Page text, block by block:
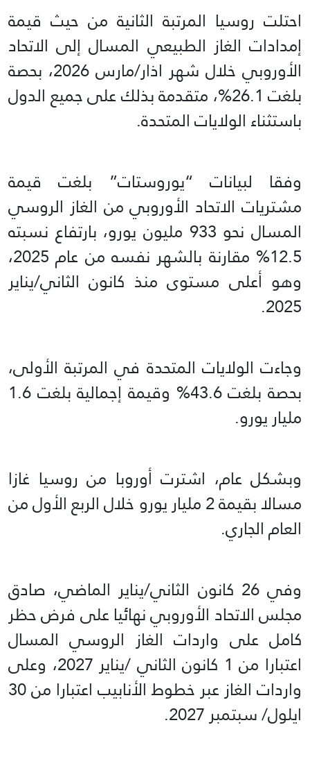
احتلت روسيا المرتبة الثانية من حيث قيمة
إمدادات الغاز الطبيعي المسال إلى الاتحاد
الأوروبي خلال شهر اذار/مارس 2026، بحصة
بلغت 26.1%، متقدمة بذلك على جميع الدول
باستثناء الولايات المتحدة.
وفقا لبيانات “يوروستات” بلغت قيمة
مشتريات الاتحاد الأوروبي من الغاز الروسي
المسال نحو 933 مليون يورو، بارتفاع نسبته
12.5% مقارنة بالشهر نفسه من عام 2025،
وهو أعلى مستوى منذ كانون الثاني/يناير
2025.
وجاءت الولايات المتحدة في المرتبة الأولى،
بحصة بلغت 43.6% وقيمة إجمالية بلغت 1.6
مليار يورو.
وبشكل عام، اشترت أوروبا من روسيا غازا
مسالا بقيمة 2 مليار يورو خلال الربع الأول من
العام الجاري.
وفي 26 كانون الثاني/يناير الماضي، صادق
مجلس الاتحاد الأوروبي نهائيا على فرض حظر
كامل على واردات الغاز الروسي المسال
اعتبارا من 1 كانون الثاني /يناير 2027، وعلى
واردات الغاز عبر خطوط الأنابيب اعتبارا من 30
ايلول/ سبتمبر 2027.